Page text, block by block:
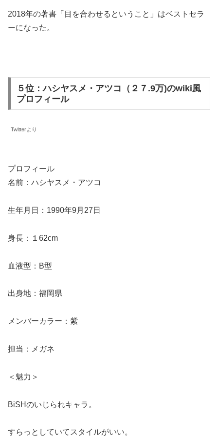
2018年の著書「目を合わせるということ」はベストセラ
ーになった。
５位：ハシヤスメ・アツコ（２７.9万)のwiki風
プロフィール
Twitterより
プロフィール
名前：ハシヤスメ・アツコ
生年月日：1990年9月27日
身長：１62cm
血液型：B型
出身地：福岡県
メンバーカラー：紫
担当：メガネ
＜魅力＞
BiSHのいじられキャラ。
すらっとしていてスタイルがいい。